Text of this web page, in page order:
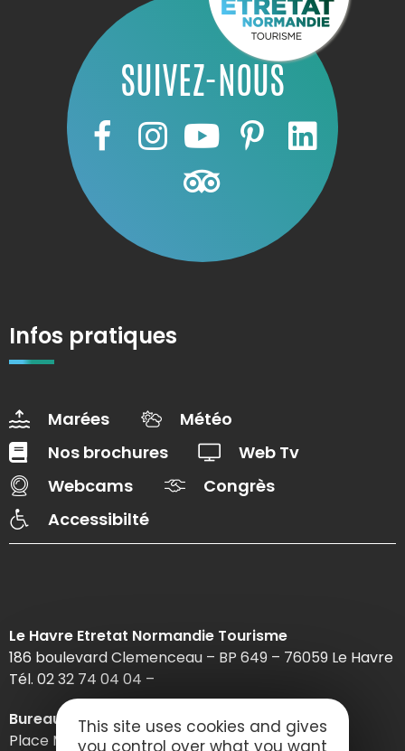
SUIVEZ-NOUS
Infos pratiques
Marées
Météo
Nos brochures
Web Tv
Webcams
Congrès
Accessibilté
Le Havre Etretat Normandie Tourisme
186 boulevard Clemenceau – BP 649 – 76059 Le Havre
Tél. 02 32 74 04 04 –
Bureau d’information d’Etretat
Place Maurice Guillard – 76790 Étretat
This site uses cookies and gives
you control over what you want